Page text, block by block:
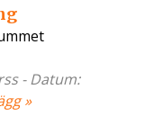
- Datum:
»